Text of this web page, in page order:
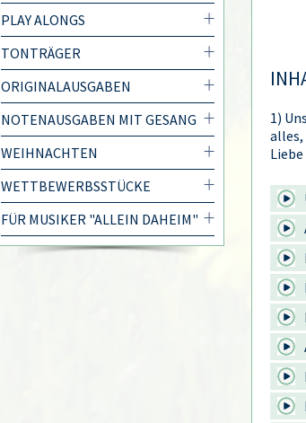
PLAY ALONGS
TONTRÄGER
ORIGINALAUSGABEN
NOTENAUSGABEN MIT GESANG
WEIHNACHTEN
WETTBEWERBSSTÜCKE
FÜR MUSIKER "ALLEIN DAHEIM"
1)
alles,